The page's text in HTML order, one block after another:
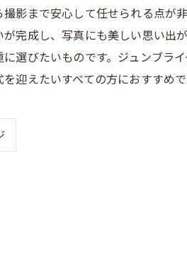
影まで安心して任せられる点が
が完成し、写真にも美しい思い出
に選びたいものです。ジュンブラ
迎えたいすべての方におすすめ